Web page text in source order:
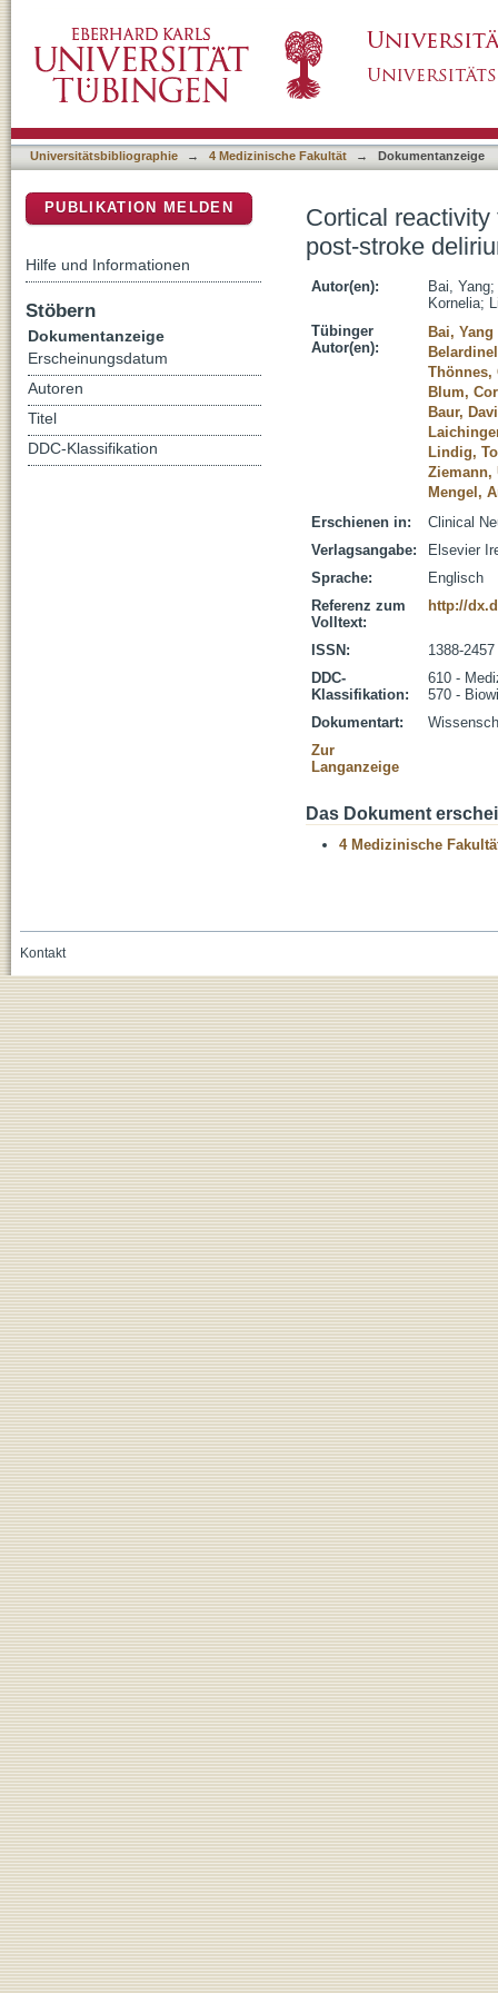
Universitätsbibliographie → 4 Medizinische Fakultät → Dokumentanzeige
Cortical
post-stroke
Autor(en): Bai, Yang;
Kornelia;
Tübinger
Autor(en):
Bai, Yang
Thönnes,
Blum,
Baur,
Lindig,
Ziemann,
Mengel,
Erschienen in:
Clinical
Verlagsangabe:
Elsevier
Sprache:
Englisch
Referenz zum
Volltext:
http://
ISSN:
1388-2457
DDC-
Klassifikation:
610 -
570 -
Dokumentart:
Zur
Langanzeige
Das Dokument
4 Medizinische
PUBLIKATION MELDEN
Hilfe und Informationen
Stöbern
Dokumentanzeige
Erscheinungsdatum
Autoren
Titel
DDC-Klassifikation
Kontakt